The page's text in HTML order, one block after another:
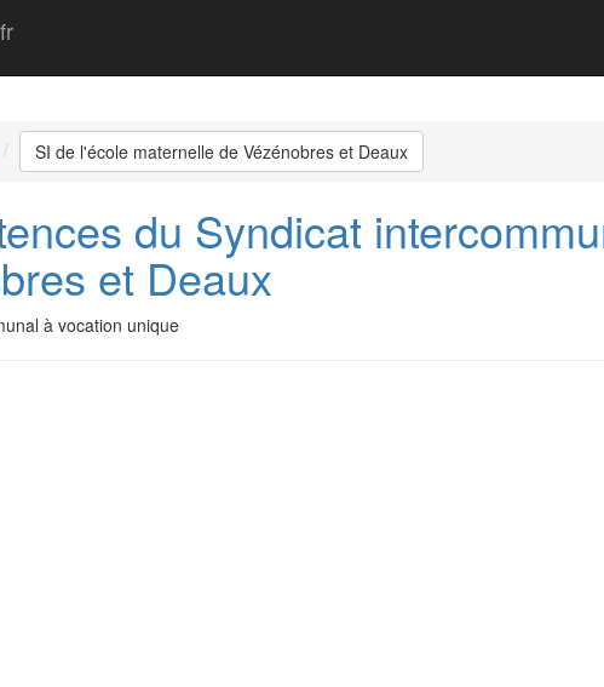
SI de l'école maternelle de Vézénobres et Deaux
du Syndicat
et Deaux
à vocation unique